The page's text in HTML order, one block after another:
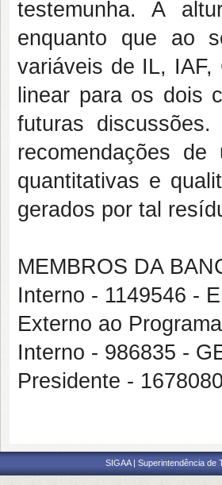
testemunha. A
enquanto que ao
variáveis de IL, IAF,
linear para os dois
futuras
recomendações
quantitativas e
gerados por tal
MEMBROS DA
Interno - 1149546 -
Externo ao
Interno - 986835 -
Presidente -
SIGAA | Superintendência